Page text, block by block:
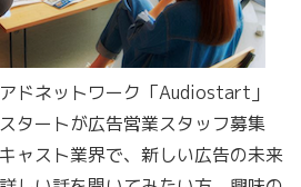
ドネットワーク「Audiostart」
タートが広告営業スタッフ募集
ャスト業界で、新しい広告の未来